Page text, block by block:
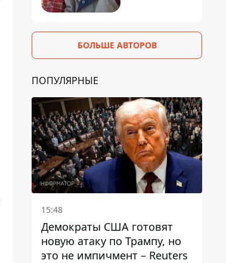
БОЛЬШЕ АВТОРОВ
ПОПУЛЯРНЫЕ
15:48
Демократы США готовят
новую атаку по Трампу, но
это не импичмент – Reuters